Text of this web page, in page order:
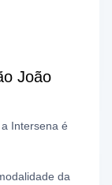
João
Intersena é
da